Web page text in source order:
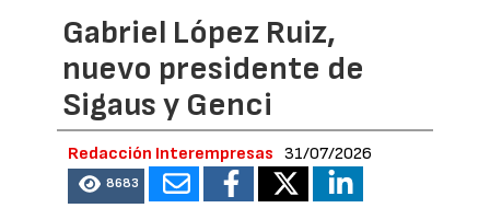
Gabriel López Ruiz,
nuevo presidente de
Sigaus y Genci
Redacción Interempresas 31/07/2026
8683